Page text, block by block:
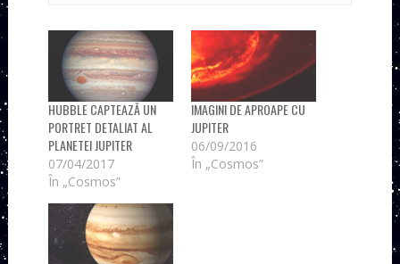
HUBBLE CAPTEAZĂ UN
PORTRET DETALIAT AL
PLANETEI JUPITER
07/04/2017
În „Cosmos”
IMAGINI DE APROAPE CU
JUPITER
06/09/2016
În „Cosmos”